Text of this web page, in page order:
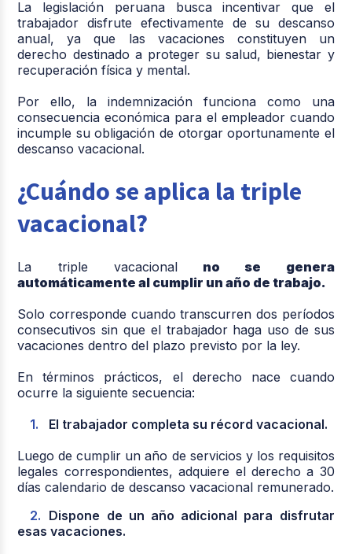
La legislación peruana busca incentivar que el
trabajador disfrute efectivamente de su descanso
anual, ya que las vacaciones constituyen un
derecho destinado a proteger su salud, bienestar y
recuperación física y mental.
Por ello, la indemnización funciona como una
consecuencia económica para el empleador cuando
incumple su obligación de otorgar oportunamente el
descanso vacacional.
¿Cuándo se aplica la triple
vacacional?
La triple vacacional
no se genera
automáticamente al cumplir un año de trabajo.
Solo corresponde cuando transcurren dos períodos
consecutivos sin que el trabajador haga uso de sus
vacaciones dentro del plazo previsto por la ley.
En términos prácticos, el derecho nace cuando
ocurre la siguiente secuencia:
El trabajador completa su récord vacacional.
Luego de cumplir un año de servicios y los requisitos
legales correspondientes, adquiere el derecho a 30
días calendario de descanso vacacional remunerado.
Dispone de un año adicional para disfrutar
esas vacaciones.